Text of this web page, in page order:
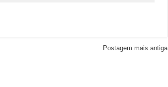
Postagem mais antiga